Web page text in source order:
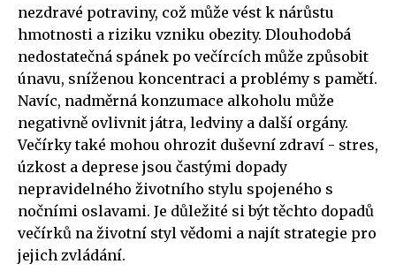
nezdravé potraviny, což může vést k nárůstu
hmotnosti a riziku vzniku obezity. Dlouhodobá
nedostatečná spánek po večírcích může způsobit
únavu, sníženou koncentraci a problémy s pamětí.
Navíc, nadměrná konzumace alkoholu může
negativně ovlivnit játra, ledviny a další orgány.
Večírky také mohou ohrozit duševní zdraví - stres,
úzkost a deprese jsou častými dopady
nepravidelného životního stylu spojeného s
nočními oslavami. Je důležité si být těchto dopadů
večírků na životní styl vědomi a najít strategie pro
jejich zvládání.